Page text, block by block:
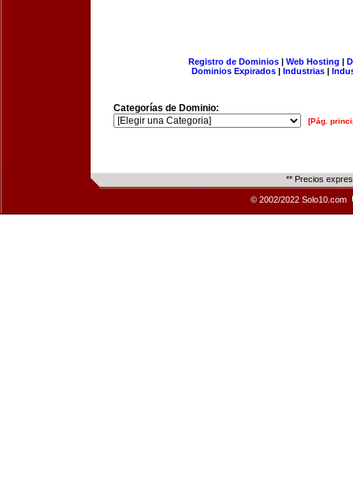
Registro de Dominios| Web Hosting |
Dominios Expirados | Industrias |
Categorías de Dominio:
[Pág.
** Precios
© 2002/2022 Solo10.com